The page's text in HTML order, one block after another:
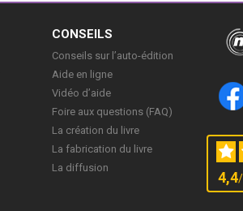
CONSEILS
Conseils sur l’auto-édition
Aide en ligne
Vidéo d’aide
Foire aux questions (FAQ)
La création du livre
La fabrication du livre
La diffusion
4,4